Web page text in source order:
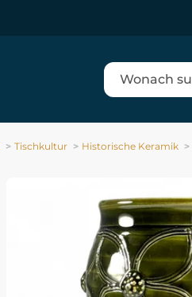
Tischkultur Historische Keramik